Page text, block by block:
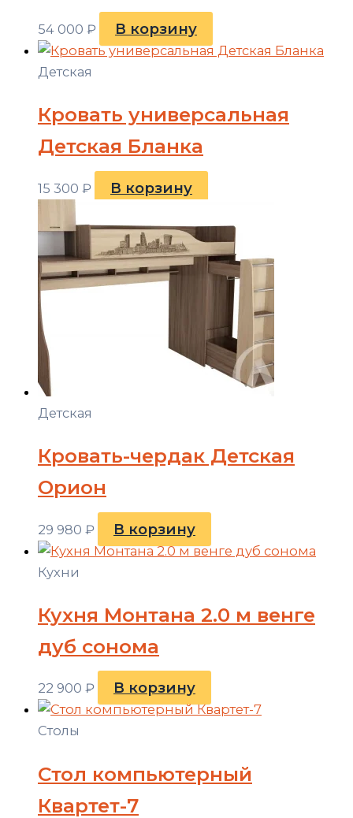
54 000 ₽ В корзину
Детская
Кровать универсальная
Детская Бланка
15 300 ₽ В корзину
Детская
Кровать-чердак Детская
Орион
29 980 ₽ В корзину
Кухни
Кухня Монтана 2.0 м венге
дуб сонома
22 900 ₽ В корзину
Столы
Стол компьютерный
Квартет-7